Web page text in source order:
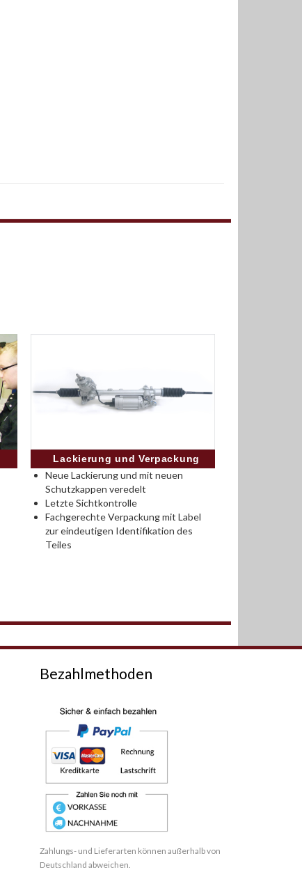
Lackierung und Verpackung
Neue Lackierung und mit neuen
Schutzkappen veredelt
Letzte Sichtkontrolle
Fachgerechte Verpackung mit Label
zur eindeutigen Identifikation des
Teiles
Bezahlmethoden
Zahlungs- und Lieferarten können außerhalb von
Deutschland abweichen.